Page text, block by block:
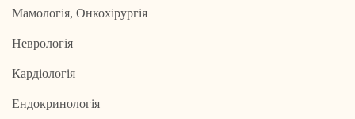
Мамологія, Онкохірургія
Неврологія
Кардіологія
Ендокринологія